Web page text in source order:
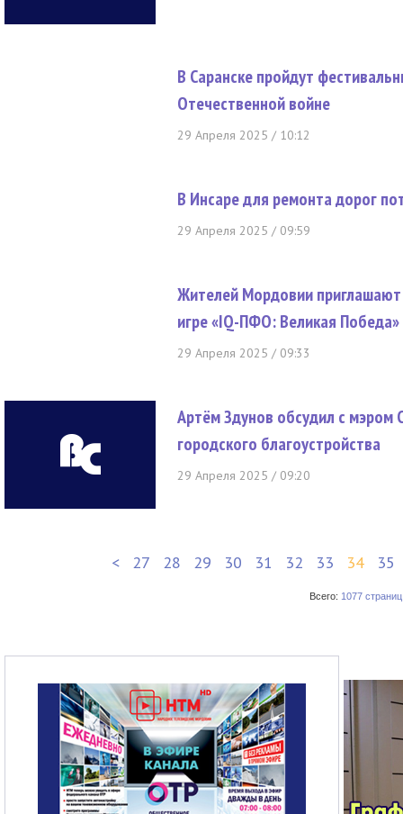
В Саранске пройдут
Отечественной войне
29 Апреля 2025 / 10:12
В Инсаре для ремонта дорог
29 Апреля 2025 / 09:59
Жителей Мордовии приглашают
игре «IQ-ПФО: Великая Победа»
29 Апреля 2025 / 09:33
Артём Здунов обсудил с
городского благоустройства
29 Апреля 2025 / 09:20
< 27 28 29 30 31 32 33 34 35
Всего: 1077 страниц